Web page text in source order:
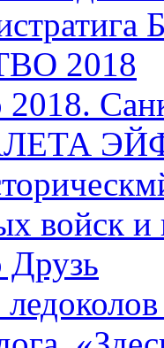
2018
2018.
войск и
Друзь